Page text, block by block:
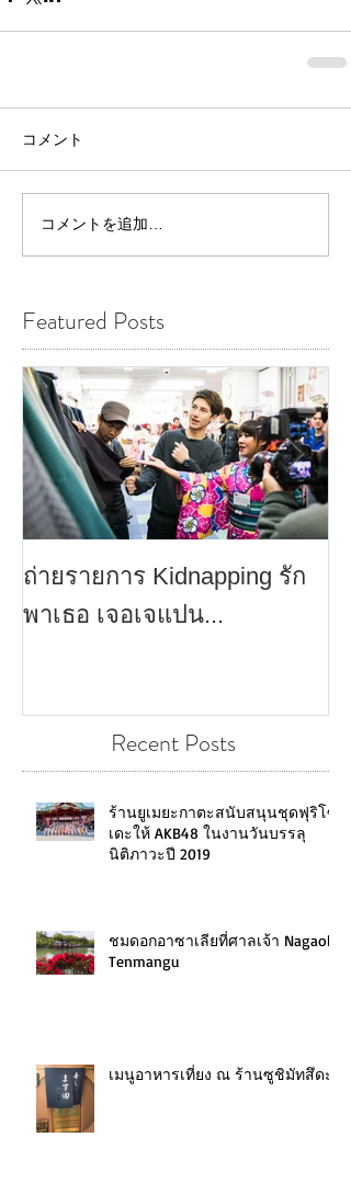
コメント
コメントを追加…
Featured Posts
ถ่ายรายการ Kidnapping รัก
พาเธอ เจอเจแปน...
Recent Posts
ร้านยูเมยะกาตะสนับสนุนชุดฟุริโซ
เดะให้ AKB48 ในงานวันบรรลุ
นิติภาวะปี 2019
ชมดอกอาซาเลียที่ศาลเจ้า Nagaoka
Tenmangu
เมนูอาหารเที่ยง ณ ร้านซูชิมัทสึดะ